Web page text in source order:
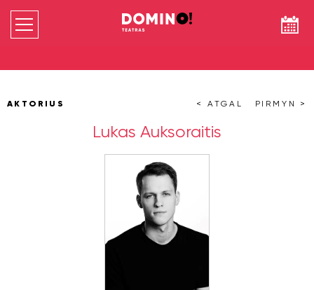
AKTORIUS < ATGAL PIRMYN >
Lukas Auksoraitis